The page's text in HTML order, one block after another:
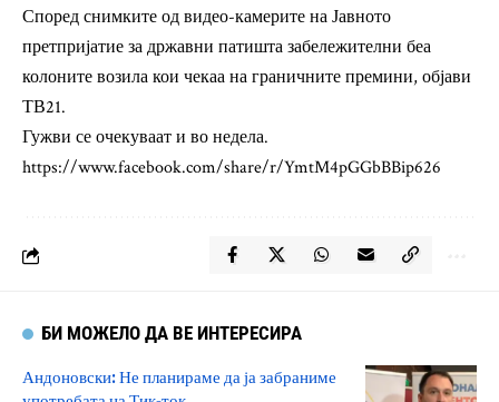
Според снимките од видео-камерите на Јавното
претпријатие за државни патишта забележителни беа
колоните возила кои чекаа на граничните премини, објави
ТВ21.
Гужви се очекуваат и во недела.
https://www.facebook.com/share/r/YmtM4pGGbBBip626
БИ МОЖЕЛО ДА ВЕ ИНТЕРЕСИРА
Андоновски: Не планираме да ја забраниме